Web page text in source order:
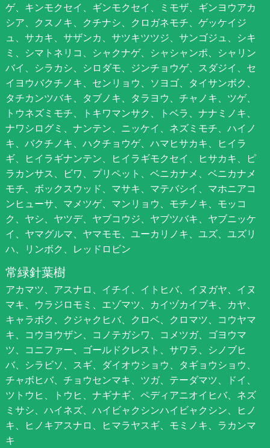
ゲ、キンモクセイ、ギンモクセイ、ミモザ、ギンヨウアカ
シア、クスノキ、クチナシ、クロガネモチ、ゲッケイジ
ュ、サカキ、サザンカ、サツキツツジ、サンゴジュ、シキ
ミ、シマトネリコ、シャクナゲ、シャシャンポ、シャリン
バイ、シラカシ、シロダモ、ジンチョウゲ、スダジイ、セ
イヨウバクチノキ、センリョウ、ソヨゴ、タイサンボク、
タチカンツバキ、タブノキ、タラヨウ、チャノキ、ツゲ、
トウネズミモチ、トキワマンサク、トベラ、ナナミノキ、
ナワシログミ、ナンテン、ニッケイ、ネズミモチ、ハイノ
キ、バクチノキ、ハクチョウゲ、ハマヒサカキ、ヒイラ
ギ、ヒイラギナンテン、ヒイラギモクセイ、ヒサカキ、ピ
ラカンサス、ビワ、プリペット、ベニカナメ、ベニカナメ
モチ、ボックスウッド、マサキ、マテバシイ、マホニアコ
ンヒューサ、マメツゲ、マンリョウ、モチノキ、モッコ
ク、ヤシ、ヤツデ、ヤブコウジ、ヤブツバキ、ヤブニッケ
イ、ヤマグルマ、ヤマモモ、ユーカリノキ、ユズ、ユズリ
ハ、リンボク、レッドロビン
常緑針葉樹
アカマツ、アスナロ、イチイ、イトヒバ、イヌガヤ、イヌ
マキ、ウラジロモミ、エゾマツ、カイヅカイブキ、カヤ、
キャラボク、クジャクヒバ、クロベ、クロマツ、コウヤマ
キ、コウヨウザン、コノテガシワ、コメツガ、ゴヨウマ
ツ、コニファー、ゴールドクレスト、サワラ、シノブヒ
バ、シラビソ、スギ、ダイオウショウ、タギョウショウ、
チャボヒバ、チョウセンマキ、ツガ、テーダマツ、ドイ、
ツトウヒ、トウヒ、ナギナギ、ペディアニオイヒバ、ネズ
ミサシ、ハイネズ、ハイビャクシンハイビャクシン、ヒノ
キ、ヒノキアスナロ、ヒマラヤスギ、モミノキ、ラカンマ
キ